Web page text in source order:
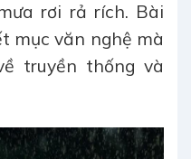
rơi rả rích. Bài
mục văn nghệ mà
truyền thống và